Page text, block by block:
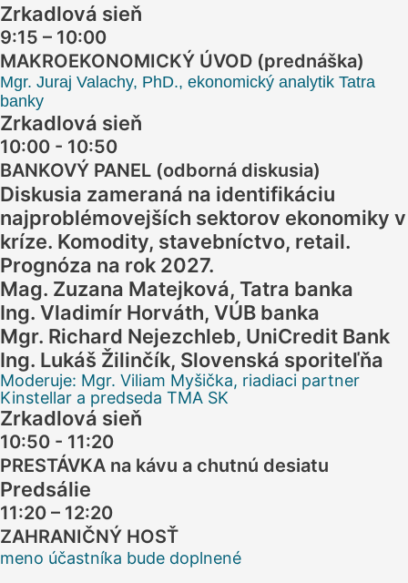
Zrkadlová sieň
9:15 – 10:00
MAKROEKONOMICKÝ ÚVOD (prednáška)
Mgr. Juraj Valachy, PhD., ekonomický analytik Tatra
banky
Zrkadlová sieň
10:00 - 10:50
BANKOVÝ PANEL (odborná diskusia)
Diskusia zameraná na identifikáciu
najproblémovejších sektorov ekonomiky v
kríze. Komodity, stavebníctvo, retail.
Prognóza na rok 2027.
Mag. Zuzana Matejková, Tatra banka
Ing. Vladimír Horváth, VÚB banka
Mgr. Richard Nejezchleb, UniCredit Bank
Ing. Lukáš Žilinčík, Slovenská sporiteľňa
Moderuje: Mgr. Viliam Myšička, riadiaci partner
Kinstellar a predseda TMA SK
Zrkadlová sieň
10:50 - 11:20
PRESTÁVKA na kávu a chutnú desiatu
Predsálie
11:20 – 12:20
ZAHRANIČNÝ HOSŤ
meno účastníka bude doplnené